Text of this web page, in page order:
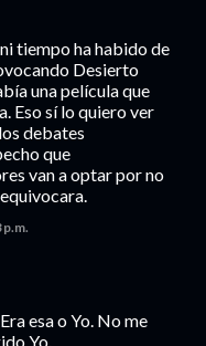
tiempo ha habido de
Desierto
una película que
Eso sí lo quiero ver
debates
que
van a optar por no
p.m.
esa o Yo. No me
Yo.